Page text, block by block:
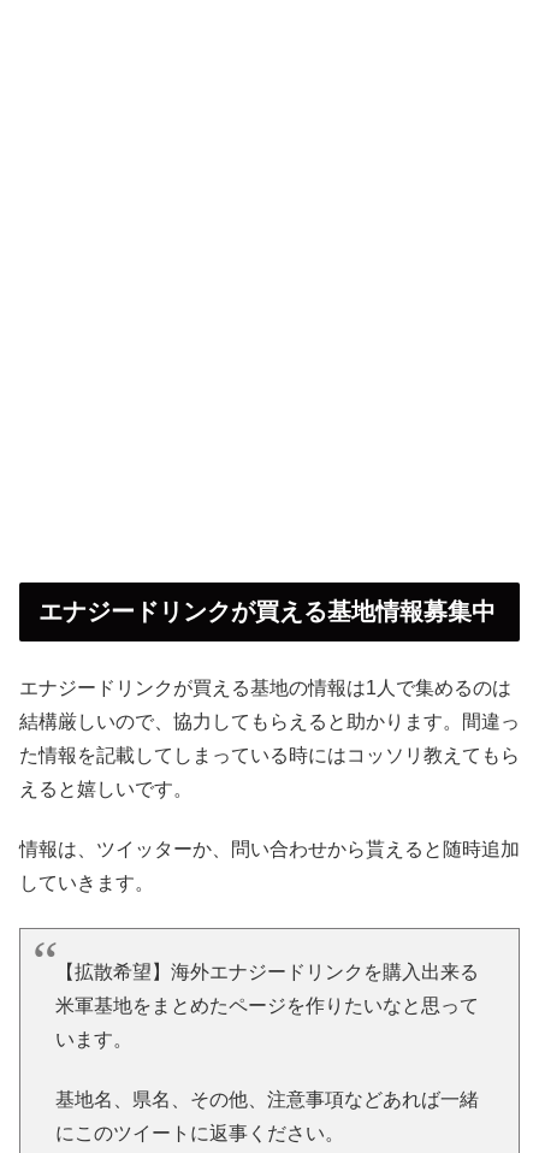
エナジードリンクが買える基地情報募集中
エナジードリンクが買える基地の情報は1人で集めるのは
結構厳しいので、協力してもらえると助かります。
間違っ
た情報を記載してしまっている時にはコッソリ教えてもら
えると嬉しいです。
情報は、ツイッターか、問い合わせから貰えると随時追加
していきます。
【拡散希望】海外エナジードリンクを購入出来る
米軍基地をまとめたページを作りたいなと思って
います。
基地名、県名、その他、注意事項などあれば一緒
にこのツイートに返事ください。